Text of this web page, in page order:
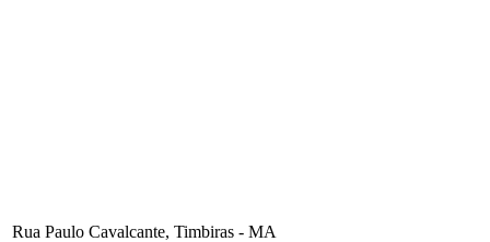
Rua Paulo Cavalcante, Timbiras - MA